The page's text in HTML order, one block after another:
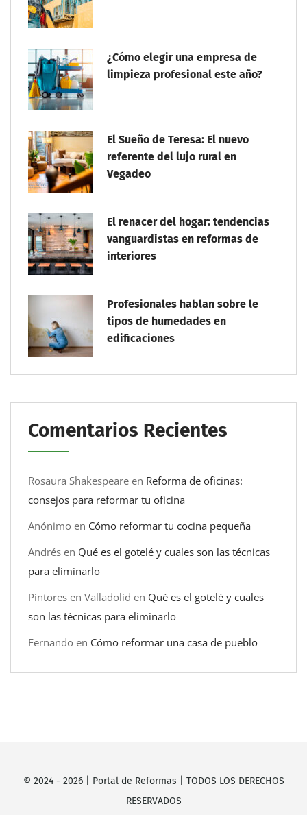
¿Cómo elegir una empresa de
limpieza profesional este año?
El Sueño de Teresa: El nuevo
referente del lujo rural en
Vegadeo
El renacer del hogar: tendencias
vanguardistas en reformas de
interiores
Profesionales hablan sobre le
tipos de humedades en
edificaciones
Comentarios Recientes
Rosaura Shakespeare en Reforma de oficinas:
consejos para reformar tu oficina
Anónimo en Cómo reformar tu cocina pequeña
Andrés en Qué es el gotelé y cuales son las técnicas
para eliminarlo
Pintores en Valladolid en Qué es el gotelé y cuales
son las técnicas para eliminarlo
Fernando en Cómo reformar una casa de pueblo
© 2024 - 2026| Portal de Reformas | TODOS LOS DERECHOS
RESERVADOS